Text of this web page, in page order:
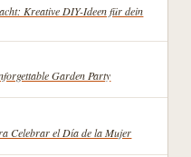
Kreative DIY-Ideen für dein
Garden Party
Celebrar el Día de la Mujer